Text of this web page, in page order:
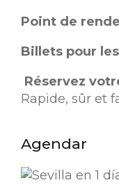
Point de
Billets pour
Réservez
Rapide, sûr et
Agendar